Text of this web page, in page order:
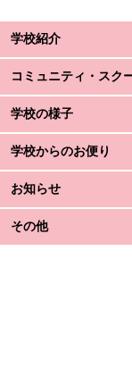
学校紹介
コミュニティ・スク
学校の様子
学校からのお便り
お知らせ
その他